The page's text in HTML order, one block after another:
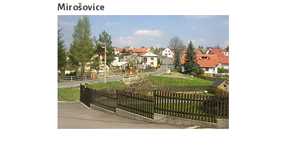
Mirošovice